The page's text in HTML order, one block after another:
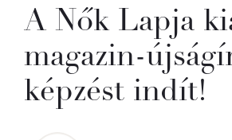
A Nők Lapja
magazin-
képzést indít!